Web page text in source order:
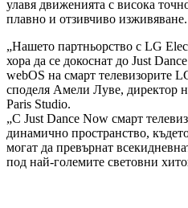
улавя движенията с висока
плавно и отзивчиво изживяване.
„Нашето партньорство с LG
хора да се докоснат до Just
webOS на смарт телевизорите
споделя Амели Луве, директор
Paris Studio.
„С Just Dance Now смарт
динамично пространство,
могат да превърнат
под най-големите световни